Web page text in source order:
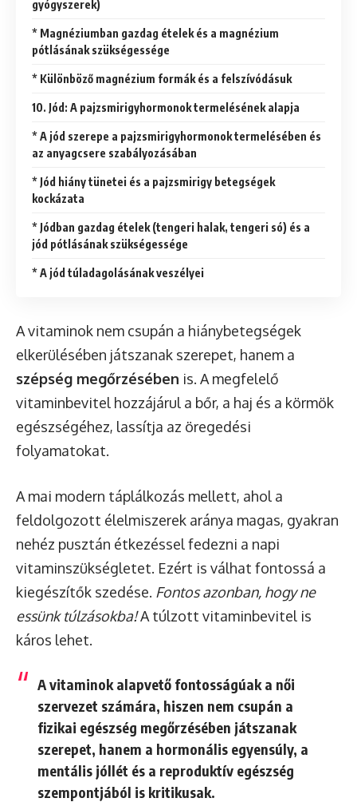
gyógyszerek)
* Magnéziumban gazdag ételek és a magnézium
pótlásának szükségessége
* Különböző magnézium formák és a felszívódásuk
10. Jód: A pajzsmirigyhormonok termelésének alapja
* A jód szerepe a pajzsmirigyhormonok termelésében és
az anyagcsere szabályozásában
* Jód hiány tünetei és a pajzsmirigy betegségek
kockázata
* Jódban gazdag ételek (tengeri halak, tengeri só) és a
jód pótlásának szükségessége
* A jód túladagolásának veszélyei
A vitaminok nem csupán a hiánybetegségek
elkerülésében játszanak szerepet, hanem a
szépség megőrzésében is. A megfelelő
vitaminbevitel hozzájárul a bőr, a haj és a körmök
egészségéhez, lassítja az öregedési
folyamatokat.
A mai modern táplálkozás mellett, ahol a
feldolgozott élelmiszerek aránya magas, gyakran
nehéz pusztán étkezéssel fedezni a napi
vitaminszükségletet. Ezért is válhat fontossá a
kiegészítők szedése. Fontos azonban, hogy ne
essünk túlzásokba!A túlzott vitaminbevitel is
káros lehet.
A vitaminok alapvető fontosságúak a női
szervezet számára, hiszen nem csupán a
fizikai egészség megőrzésében játszanak
szerepet, hanem a hormonális egyensúly, a
mentális jóllét és a reproduktív egészség
szempontjából is kritikusak.